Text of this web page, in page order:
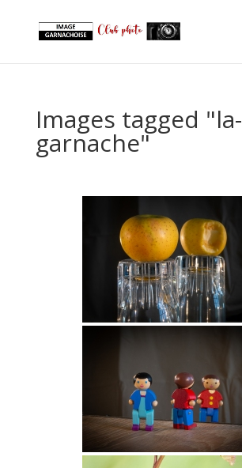
Images tagged "la-
garnache"